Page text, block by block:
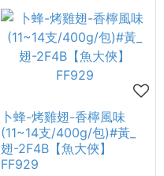
卜蜂-烤雞翅-香檸風味
(11~14支/400g/包)#黃_
翅-2F4B【魚大俠】
FF929